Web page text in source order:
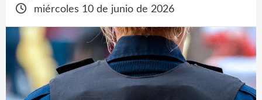
miércoles 10 de junio de 2026